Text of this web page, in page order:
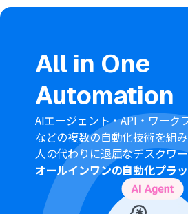
Jotformのトリガー設定では、
込み対象としたい任意のスプレッ
（タブ名）を指定してください。
注意事項
Jotform、Google スプレッドシ
を連携してください。
JotformのWebhook設定方法は
設定と最新回答取得方法につい
All in One
Automation
AIエージェント・API・ワーク
などの複数の自動化技術を組み
人の代わりに退屈なデスクワ
オールインワンの自動化プラ